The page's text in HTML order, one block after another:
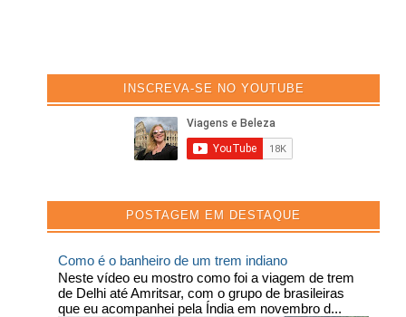
INSCREVA-SE NO YOUTUBE
POSTAGEM EM DESTAQUE
Como é o banheiro de um trem indiano
Neste vídeo eu mostro como foi a viagem de trem
de Delhi até Amritsar, com o grupo de brasileiras
que eu acompanhei pela Índia em novembro d...